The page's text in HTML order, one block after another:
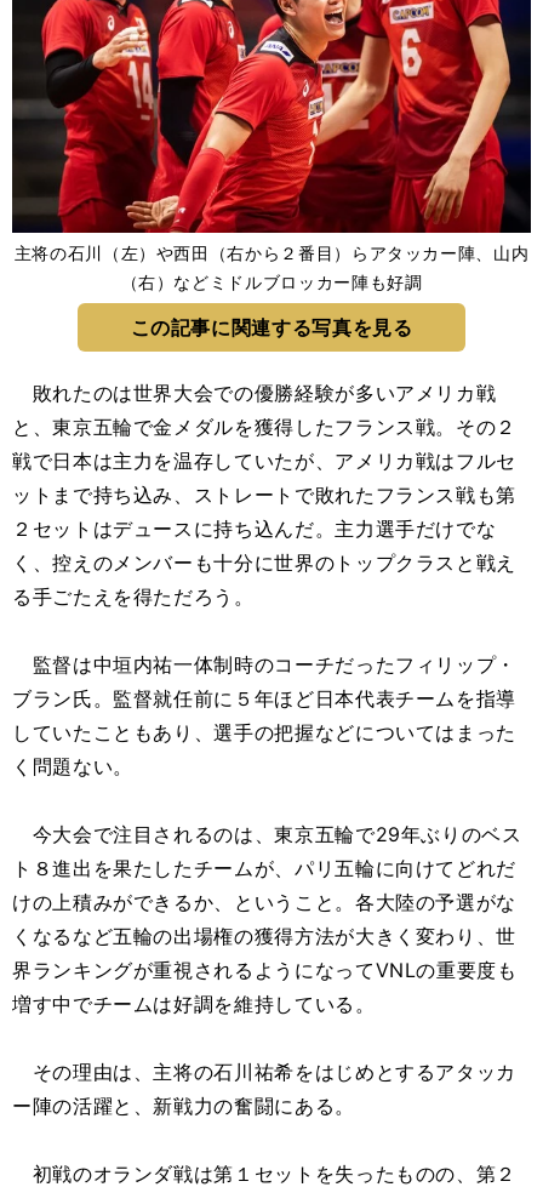
主将の石川（左）や西田（右から２番目）らアタッカー陣、山内
（右）などミドルブロッカー陣も好調
この記事に関連する写真を見る
敗れたのは世界大会での優勝経験が多いアメリカ戦
と、東京五輪で金メダルを獲得したフランス戦。その２
戦で日本は主力を温存していたが、アメリカ戦はフルセ
ットまで持ち込み、ストレートで敗れたフランス戦も第
２セットはデュースに持ち込んだ。主力選手だけでな
く、控えのメンバーも十分に世界のトップクラスと戦え
る手ごたえを得ただろう。
監督は中垣内祐一体制時のコーチだったフィリップ・
ブラン氏。監督就任前に５年ほど日本代表チームを指導
していたこともあり、選手の把握などについてはまった
く問題ない。
今大会で注目されるのは、東京五輪で29年ぶりのベス
ト８進出を果たしたチームが、パリ五輪に向けてどれだ
けの上積みができるか、ということ。各大陸の予選がな
くなるなど五輪の出場権の獲得方法が大きく変わり、世
界ランキングが重視されるようになってVNLの重要度も
増す中でチームは好調を維持している。
その理由は、主将の石川祐希をはじめとするアタッカ
ー陣の活躍と、新戦力の奮闘にある。
初戦のオランダ戦は第１セットを失ったものの、第２